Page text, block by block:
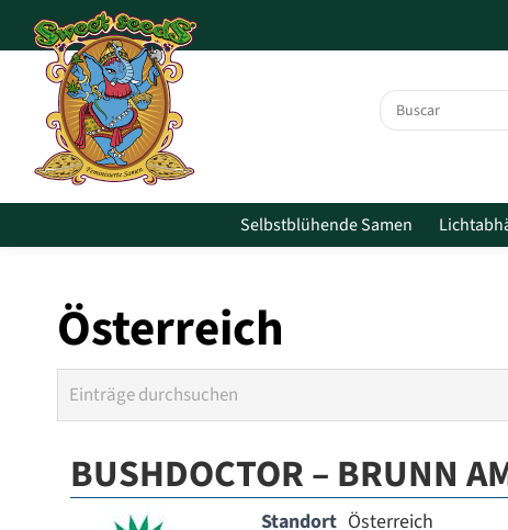
Zum Hauptinhalt springen
Selbstblühende Samen
Österreich
BUSHDOCTOR – BRUNN
Standort Österreich